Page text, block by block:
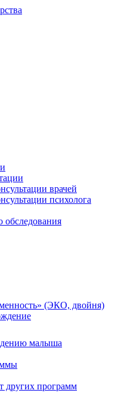
врачей
психолога
(ЭКО, двойня)
малыша
других программ